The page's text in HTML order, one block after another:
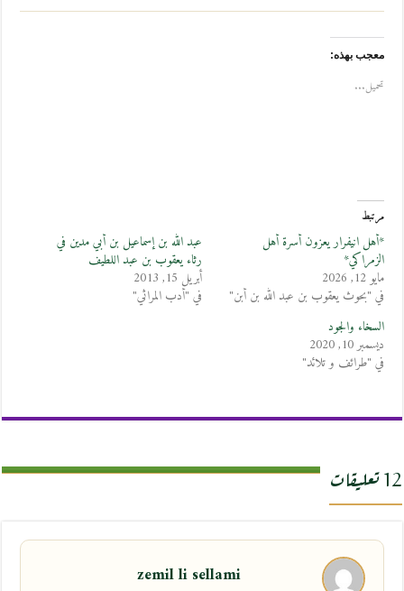
معجب بهذه:
تحميل...
مرتبط
*أهل انيفرار يعزون أسرة أهل
الزمراكي*
مايو 12, 2026
في "بحوث يعقوب بن عبد الله بن أبن"
عبد الله بن إسماعيل بن أبي مدين في
رثاء يعقوب بن عبد اللطيف
أبريل 15, 2013
في "أدب المراثي"
السخاء والجود
ديسمبر 10, 2020
في "طرائف و تلائد"
12 تعليقات
zemil li sellami